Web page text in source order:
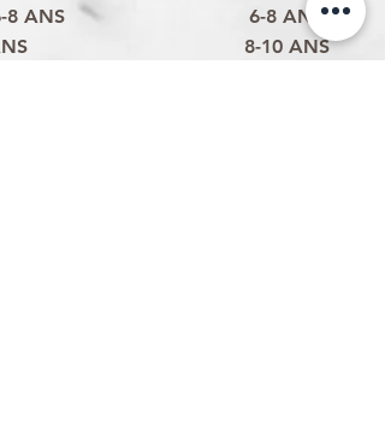
8 ANS
8-10 ANS
6-8 ANS